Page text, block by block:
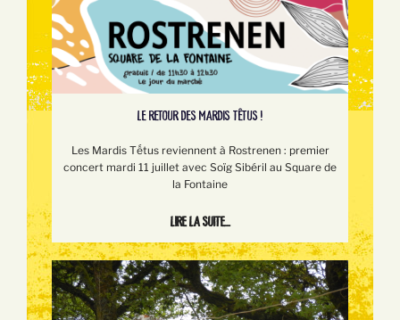
LE RETOUR DES MARDIS TÊTUS !
Les Mardis Tếtus reviennent à Rostrenen : premier
concert mardi 11 juillet avec Soïg Sibéril au Square de
la Fontaine
Lire la suite...